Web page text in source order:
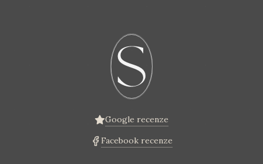
Google recenze
Facebook recenze